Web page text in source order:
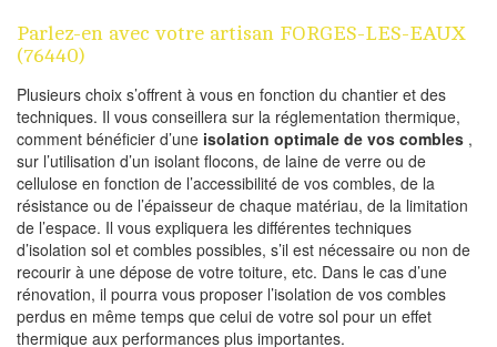
Parlez-en avec votre artisan FORGES-LES-EAUX
(76440)
Plusieurs choix s’offrent à vous en fonction du chantier et des
techniques. Il vous conseillera sur la réglementation thermique,
comment bénéficier d’une isolation optimale de vos combles ,
sur l’utilisation d’un isolant flocons, de laine de verre ou de
cellulose en fonction de l’accessibilité de vos combles, de la
résistance ou de l’épaisseur de chaque matériau, de la limitation
de l’espace. Il vous expliquera les différentes techniques
d’isolation sol et combles possibles, s’il est nécessaire ou non de
recourir à une dépose de votre toiture, etc. Dans le cas d’une
rénovation, il pourra vous proposer l’isolation de vos combles
perdus en même temps que celui de votre sol pour un effet
thermique aux performances plus importantes.